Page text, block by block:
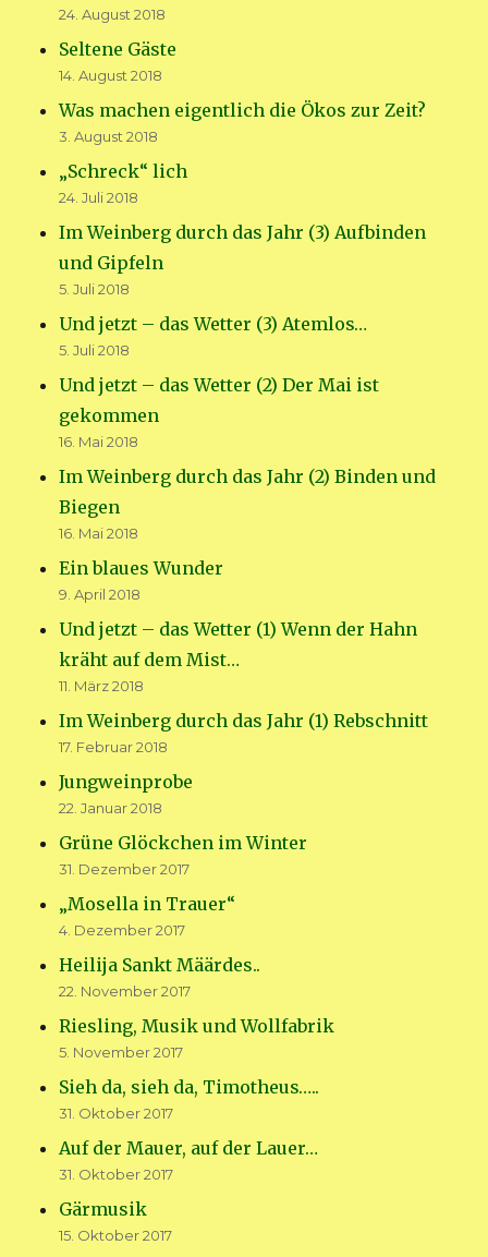
24. August 2018
Seltene Gäste
14. August 2018
Was machen eigentlich die Ökos zur Zeit?
3. August 2018
„Schreck“ lich
24. Juli 2018
Im Weinberg durch das Jahr (3) Aufbinden
und Gipfeln
5. Juli 2018
Und jetzt – das Wetter (3) Atemlos…
5. Juli 2018
Und jetzt – das Wetter (2) Der Mai ist
gekommen
16. Mai 2018
Im Weinberg durch das Jahr (2) Binden und
Biegen
16. Mai 2018
Ein blaues Wunder
9. April 2018
Und jetzt – das Wetter (1) Wenn der Hahn
kräht auf dem Mist…
11. März 2018
Im Weinberg durch das Jahr (1) Rebschnitt
17. Februar 2018
Jungweinprobe
22. Januar 2018
Grüne Glöckchen im Winter
31. Dezember 2017
„Mosella in Trauer“
4. Dezember 2017
Heilija Sankt Määrdes..
22. November 2017
Riesling, Musik und Wollfabrik
5. November 2017
Sieh da, sieh da, Timotheus…..
31. Oktober 2017
Auf der Mauer, auf der Lauer…
31. Oktober 2017
Gärmusik
15. Oktober 2017